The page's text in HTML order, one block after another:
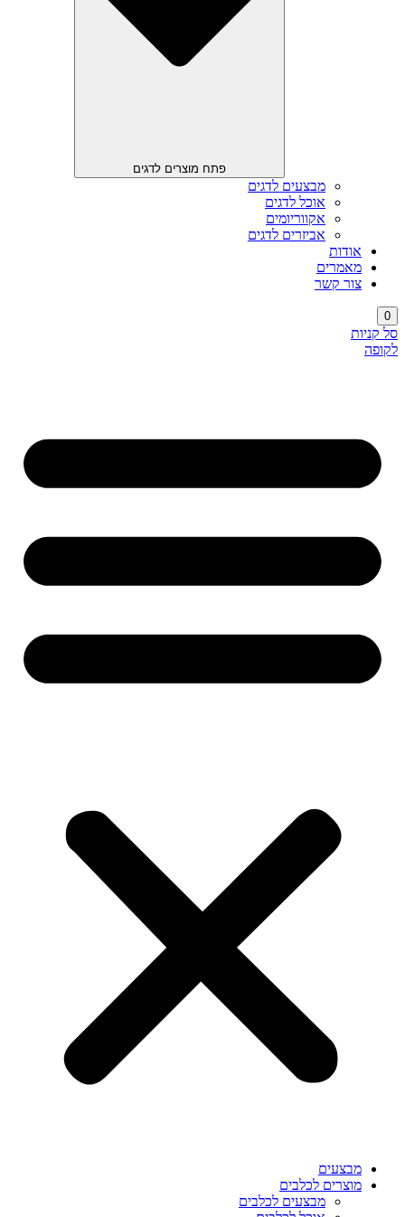
פתח מוצרים לדגים
מבצעים לדגים
אוכל לדגים
אקווריומים
אביזרים לדגים
אודות
מאמרים
צור קשר
0
סל קניות
לקופה
מבצעים
מוצרים לכלבים
מבצעים לכלבים